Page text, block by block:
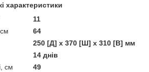
характеристики
11
64
250 [Д] x 370 [Ш] x 310 [В] мм
14 днів
см
49